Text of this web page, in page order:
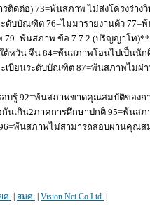
ติดต่อ) 73=พ้นสภาพ ไม่ส่งโครงร่า
ะดับบัณฑิต 76=ไม่มารายงานตัว
79=พ้นสภาพ ข้อ 7 7.2 (ปริญญาโท
ต้หวัน จีน 84=พ้นสภาพโอนไปเป็นนั
เบียนระดับบัณฑิต 87=พ้นสภาพไม่ผ่
บรู้ 92=พ้นสภาพขาดคุณสมบัติของก
กันเกิน2ภาคการศึกษาปกติ 95=พ้นส
พ้นสภาพไม่สามารถสอบผ่านคุณส
ศ. สมศ. Vision Net Co.Ltd.